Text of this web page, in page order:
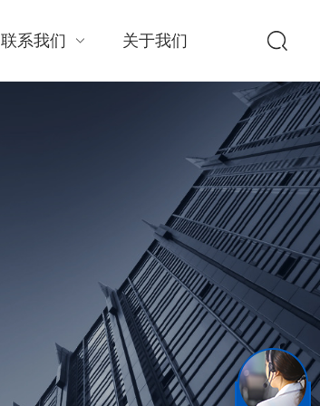
联系我们 关于我们